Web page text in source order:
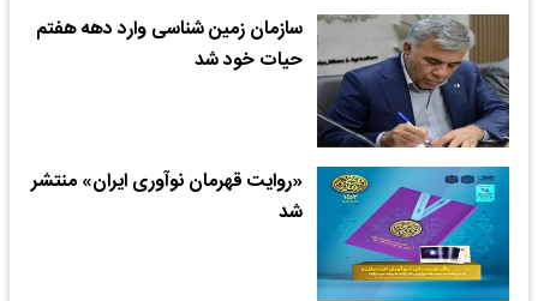
سازمان زمین شناسی وارد دهه هفتم
حیات خود شد
«روایت قهرمان نوآوری ایران» منتشر
شد